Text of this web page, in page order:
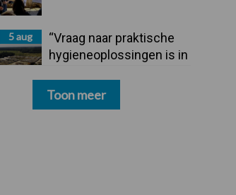
5 aug
“Vraag naar praktische
hygieneoplossingen is in
Toon meer